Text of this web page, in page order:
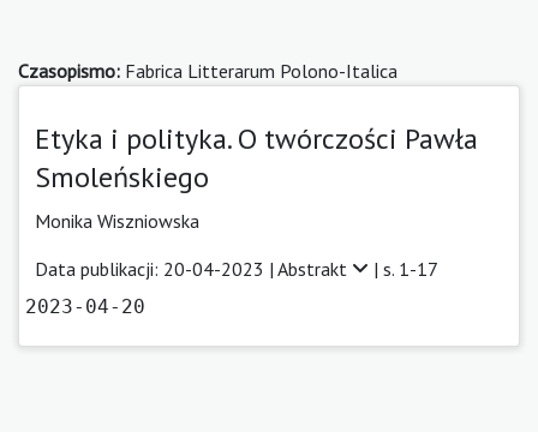
Czasopismo: Fabrica Litterarum Polono-Italica
Etyka i polityka. O twórczości Pawła
Smoleńskiego
Monika Wiszniowska
Data publikacji: 20-04-2023 | Abstrakt | s. 1-17
2023-04-20